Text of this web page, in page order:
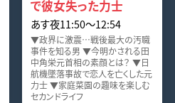
で彼女失った力士
あす夜11:50〜12:54
▼政界に激震…戦後最大の汚職
事件を知る男 ▼今明かされる田
中角栄元首相の素顔とは？ ▼日
航機墜落事故で恋人を亡くした元
力士 ▼家庭菜園の趣味を楽しむ
セカンドライフ